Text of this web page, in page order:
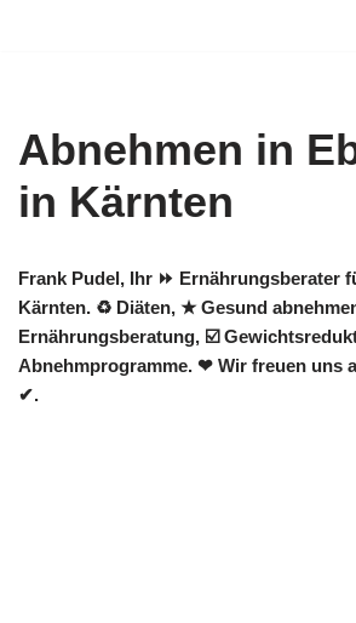
Abnehmen in
in Kärnten
Frank Pudel, Ihr ⏩ Ernährungsberater
Kärnten. ♻ Diäten, ★ Gesund
Ernährungsberatung, ☑️
Abnehmprogramme. ❤ Wir freuen uns
✔.